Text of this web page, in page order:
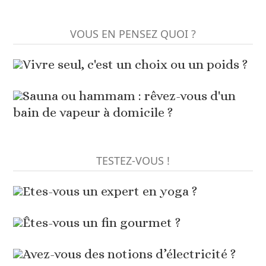
VOUS EN PENSEZ QUOI ?
Vivre seul, c'est un choix ou un poids ?
Sauna ou hammam : rêvez-vous d'un
bain de vapeur à domicile ?
TESTEZ-VOUS !
Etes-vous un expert en yoga ?
Êtes-vous un fin gourmet ?
Avez-vous des notions d’électricité ?